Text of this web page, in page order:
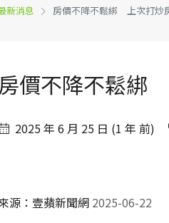
新消息 房價不降不鬆綁 上次打炒
房價不降不鬆綁
2025 年 6 月 25 日 (1 年 前)
源：壹蘋新聞網 2025-06-22